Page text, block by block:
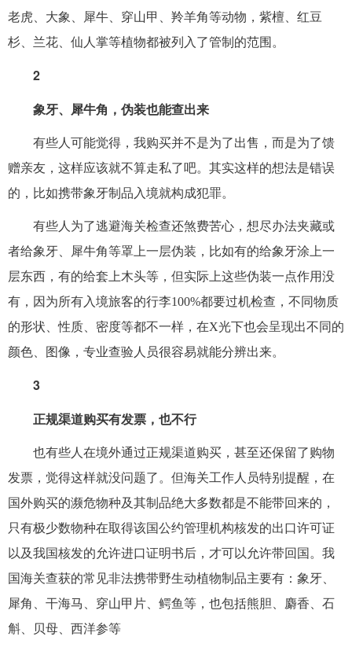
老虎、大象、犀牛、穿山甲、羚羊角等动物，紫檀、红豆
杉、兰花、仙人掌等植物都被列入了管制的范围。
2
象牙、犀牛角，伪装也能查出来
有些人可能觉得，我购买并不是为了出售，而是为了馈
赠亲友，这样应该就不算走私了吧。其实这样的想法是错误
的，比如携带象牙制品入境就构成犯罪。
有些人为了逃避海关检查还煞费苦心，想尽办法夹藏或
者给象牙、犀牛角等罩上一层伪装，比如有的给象牙涂上一
层东西，有的给套上木头等，但实际上这些伪装一点作用没
有，因为所有入境旅客的行李100%都要过机检查，不同物质
的形状、性质、密度等都不一样，在X光下也会呈现出不同的
颜色、图像，专业查验人员很容易就能分辨出来。
3
正规渠道购买有发票，也不行
也有些人在境外通过正规渠道购买，甚至还保留了购物
发票，觉得这样就没问题了。但海关工作人员特别提醒，在
国外购买的濒危物种及其制品绝大多数都是不能带回来的，
只有极少数物种在取得该国公约管理机构核发的出口许可证
以及我国核发的允许进口证明书后，才可以允许带回国。我
国海关查获的常见非法携带野生动植物制品主要有：象牙、
犀角、干海马、穿山甲片、鳄鱼等，也包括熊胆、麝香、石
斛、贝母、西洋参等